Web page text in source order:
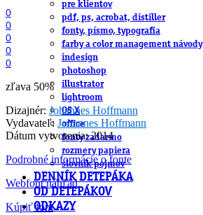
pre klientov
pdf, ps, acrobat, distiller
fonty, písmo, typografia
farby a color management návody
indesign
photoshop
illustrator
lightroom
OS X
office
fonty zadarmo
rozmery papiera
slovník pojmov
DENNÍK DETEPÁKA
OD DETEPÁKOV
ODKAZY
0
0
0
0
0
zľava 50%
Dizajnér: Johannes Hoffmann
Vydavateľ: Johannes Hoffmann
Dátum vytvorenia: 2014
Podrobné informácie o fonte
Webfont náhľad
Kúpiť font